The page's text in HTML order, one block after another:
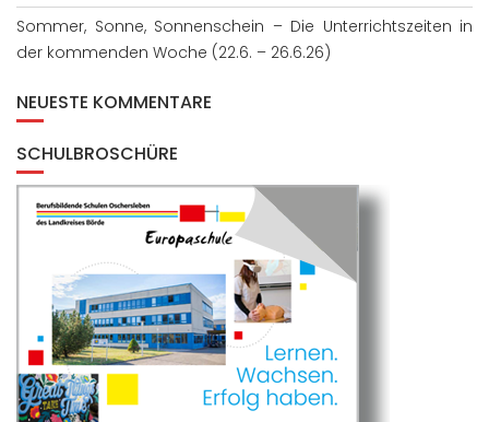
Sommer, Sonne, Sonnenschein – Die Unterrichtszeiten in
der kommenden Woche (22.6. – 26.6.26)
NEUESTE KOMMENTARE
SCHULBROSCHÜRE